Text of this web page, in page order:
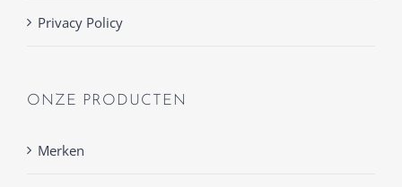
Privacy Policy
ONZE PRODUCTEN
Merken